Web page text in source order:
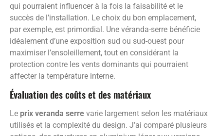
qui pourraient influencer à la fois la faisabilité et le
succès de l’installation. Le choix du bon emplacement,
par exemple, est primordial. Une véranda-serre bénéficie
idéalement d’une exposition sud ou sud-ouest pour
maximiser l’ensoleillement, tout en considérant la
protection contre les vents dominants qui pourraient
affecter la température interne.
Évaluation des coûts et des matériaux
Le prix veranda serre varie largement selon les matériaux
utilisés et la complexité du design. J’ai comparé plusieurs